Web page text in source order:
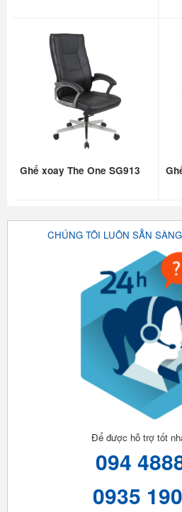
Ghế xoay The One SG913
CHÚNG TÔI LUÔN SẴN
Để được hỗ trợ tốt
094
0935